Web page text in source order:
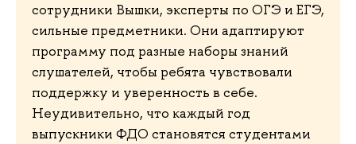
сотрудники Вышки, эксперты по ОГЭ и ЕГЭ,
сильные предметники. Они адаптируют
программу под разные наборы знаний
слушателей, чтобы ребята чувствовали
поддержку и уверенность в себе.
Неудивительно, что каждый год
выпускники ФДО становятся студентами